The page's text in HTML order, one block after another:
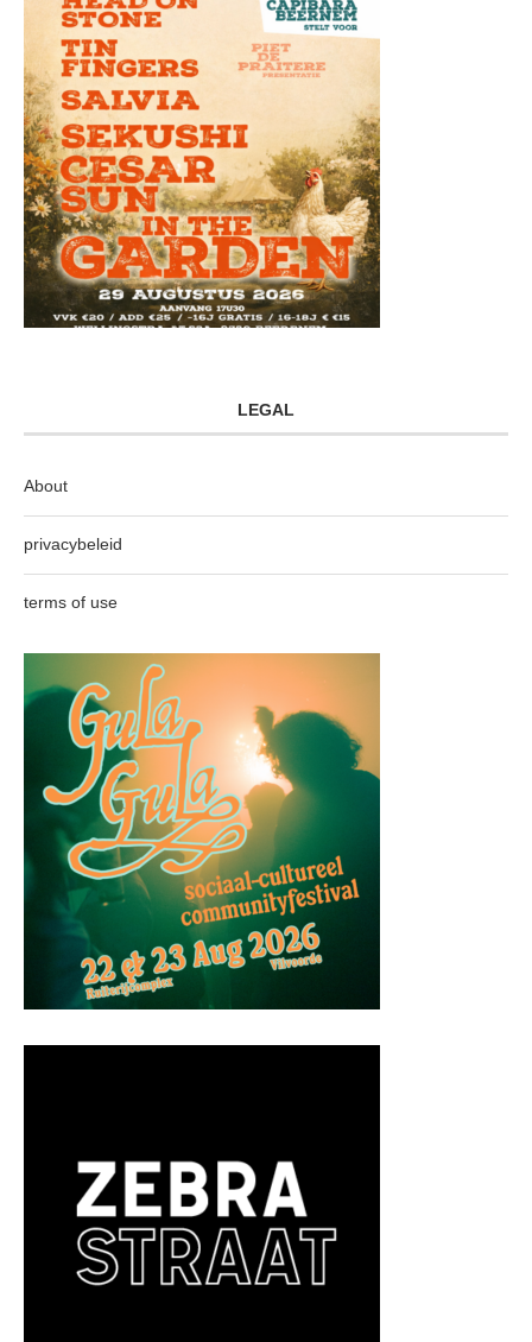
LEGAL
About
privacybeleid
terms of use